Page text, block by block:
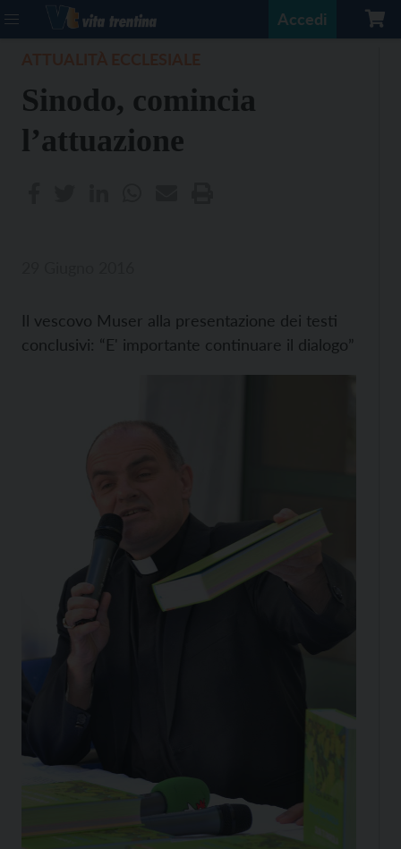
Accedi
Sinodo, comincia
l’attuazione
Il vescovo Muser alla presentazione dei testi
conclusivi: “E' importante continuare il dialogo”